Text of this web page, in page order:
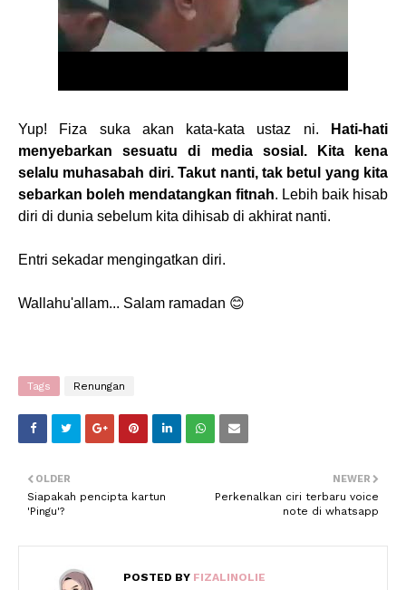
Yup! Fiza suka akan kata-kata ustaz ni.
Hati-hati
menyebarkan sesuatu di media sosial. Kita kena
selalu muhasabah diri. Takut nanti, tak betul yang kita
sebarkan boleh mendatangkan fitnah. Lebih baik hisab
diri di dunia sebelum kita dihisab di akhirat nanti.
Entri sekadar mengingatkan diri.
Wallahu'allam... Salam ramadan 😊
Tags Renungan
NEWER
Perkenalkan ciri terbaru voice
note di whatsapp
OLDER
Siapakah pencipta kartun
'Pingu'?
POSTED BY FIZALINOLIE